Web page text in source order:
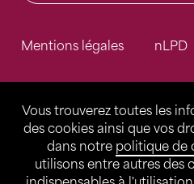
Vous trouverez toutes les
des cookies ainsi que vos
dans notre politique de
utilisons entre autres des
Mentions légales nLPD